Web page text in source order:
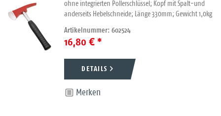
ohne integrierten Pollerschlüssel; Kopf mit Spalt-und
anderseits Hebelschneide; Länge 330mm; Gewicht 1,0kg
Artikelnummer: 602524
16,80 € *
DETAILS
Merken